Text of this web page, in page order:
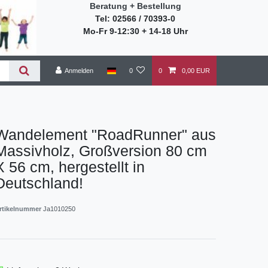
Beratung + Bestellung
Tel: 02566 / 70393-0
Mo-Fr 9-12:30 + 14-18 Uhr
Anmelden 0 0 0,00 EUR
"RoadRunner" aus
Großversion 80 cm
56 cm, hergestellt in
Ja1010250